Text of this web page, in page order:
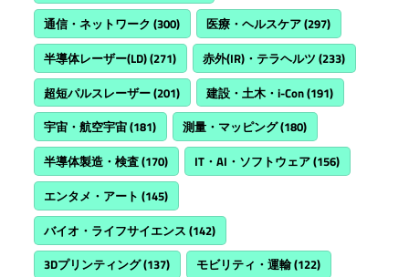
通信・ネットワーク (300) 医療・ヘルスケア(297)
半導体レーザー(LD)(271) 赤外(IR)・テラヘルツ (233)
超短パルスレーザー(201) 建設・土木・i-Con(191)
宇宙・航空宇宙(181) 測量・マッピング(180)
半導体製造・検査(170) IT・AI・ソフトウェア(156)
エンタメ・アート (145)
バイオ・ライフサイエンス (142)
3Dプリンティング(137) モビリティ・運輸(122)